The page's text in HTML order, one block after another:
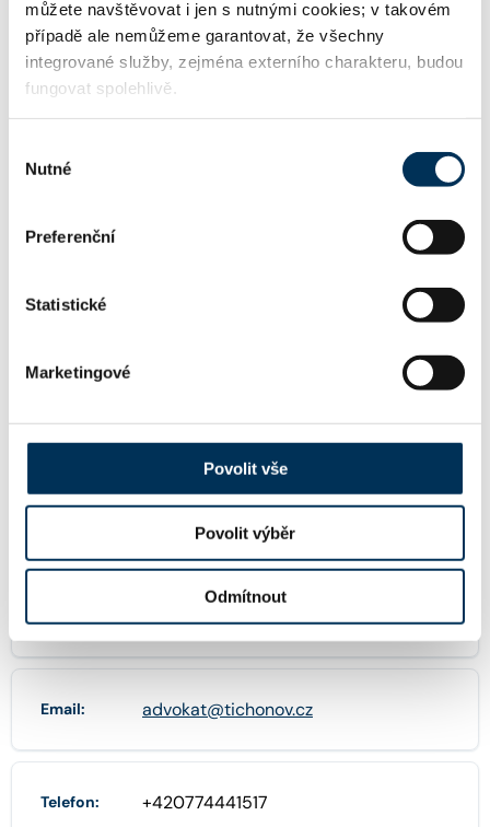
můžete navštěvovat i jen s nutnými cookies; v takovém
případě ale nemůžeme garantovat, že všechny
integrované služby, zejména externího charakteru, budou
fungovat spolehlivě.
souhlasu
Nutné
Preferenční
Statistické
Marketingové
Povolit vše
Povolit výběr
Odmítnout
KONTAKT
Email:
Název: Mgr. Ing. Alexandr Tichonov, advokát
27141152
Blanická 1008/28 , 12000 Praha
Email: advokat@tichonov.cz
Telefon: +420774441517